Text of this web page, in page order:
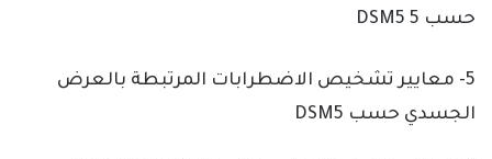
حسب DSM5 5
5- معايير تشخيص الاضطرابات المرتبطة بالعرض
الجسدي حسب DSM5